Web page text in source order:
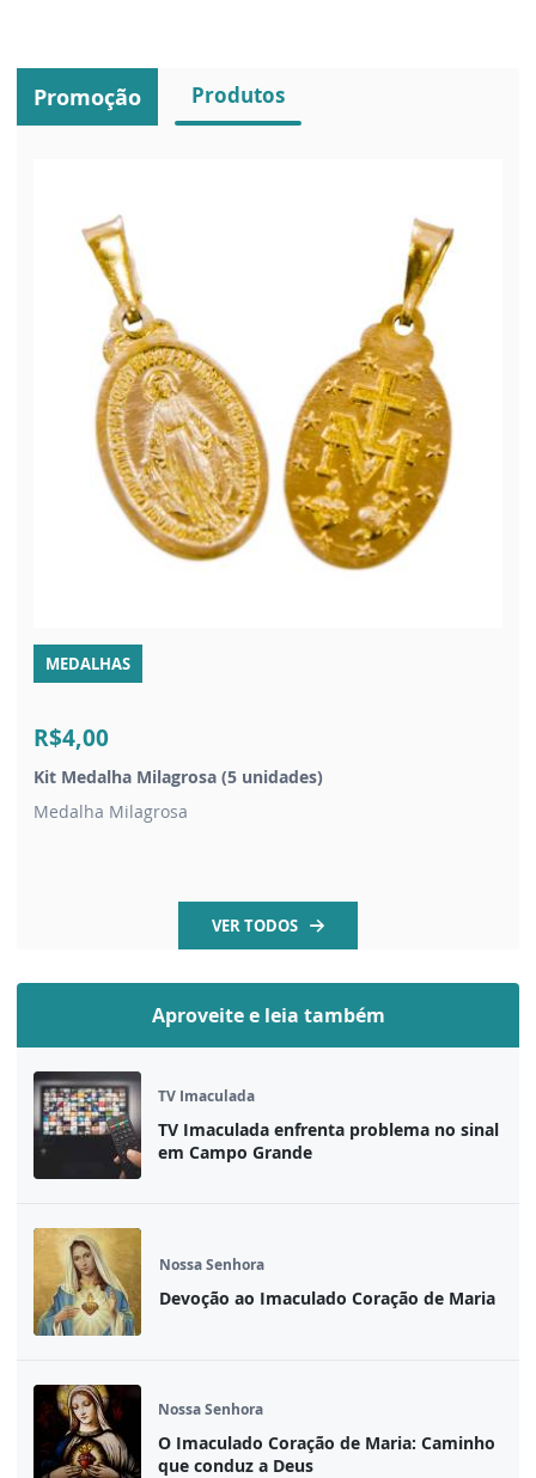
Promoção Produtos
MEDALHAS
R$4,00
Kit Medalha Milagrosa (5 unidades)
Medalha Milagrosa
VER TODOS
Aproveite e leia também
TV Imaculada
TV Imaculada enfrenta problema no sinal
em Campo Grande
Nossa Senhora
Devoção ao Imaculado Coração de Maria
Nossa Senhora
O Imaculado Coração de Maria: Caminho
que conduz a Deus